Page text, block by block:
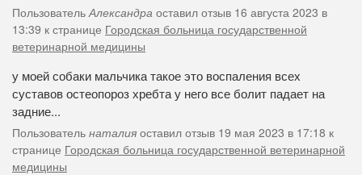
Пользователь Александра оставил отзыв 16 августа 2023 в
13:39 к странице Городская больница государственной
ветеринарной медицины
у моей собаки мальчика такое это воспаления всех
суставов остеопороз хребта у него все болит падает на
задние...
Пользователь наталия оставил отзыв 19 мая 2023 в 17:18 к
странице Городская больница государственной ветеринарной
медицины